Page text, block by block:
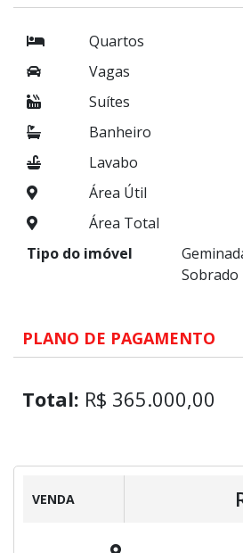
Quartos
Vagas
Suítes
Banheiro
Lavabo
Área Útil
Área Total
Tipo do imóvel
Sobrado
PLANO DE PAGAMENTO
Total: R$ 365.000,00
VENDA